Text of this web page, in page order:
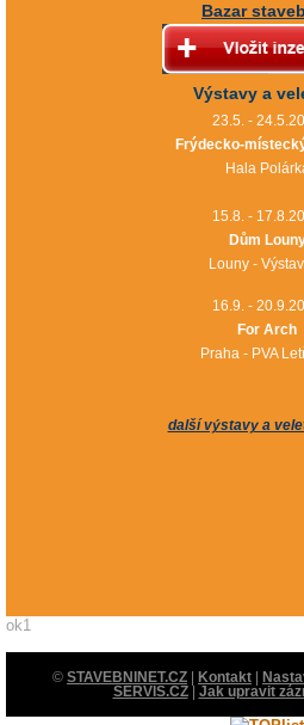
Bazar
Výstavy a
23.5. -
Frýdecko-
Hala
15.8. -
Dům
Louny -
16.9. -
For Arch
Praha - PVA
další výstavy a
ok1
© STAVEBNINET.CZ Kontakt
SERVIS.CZ| Jak upravit